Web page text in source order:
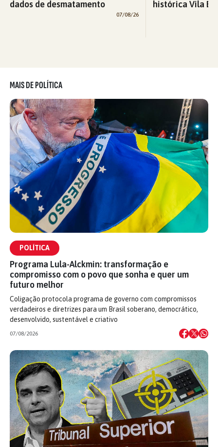
dados de desmatamento
07/08/26
histórica Vila
MAIS DE POLÍTICA
POLÍTICA
Programa Lula-Alckmin: transformação e
compromisso com o povo que sonha e quer um
futuro melhor
Coligação protocola programa de governo com compromissos
verdadeiros e diretrizes para um Brasil soberano, democrático,
desenvolvido, sustentável e criativo
07/08/2026